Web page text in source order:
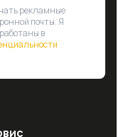
рекламные
почты. Я
в